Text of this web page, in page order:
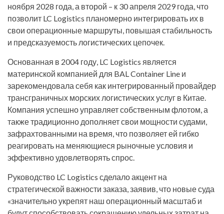
ноября 2028 года, а второй – к 30 апреля 2029 года, что
позволит LC Logistics планомерно интегрировать их в
свои операционные маршруты, повышая стабильность
и предсказуемость логистических цепочек.
Основанная в 2004 году, LC Logistics является
материнской компанией для BAL Container Line и
зарекомендовала себя как интегрированный провайдер
трансграничных морских логистических услуг в Китае.
Компания успешно управляет собственным флотом, а
также традиционно дополняет свои мощности судами,
зафрахтованными на время, что позволяет ей гибко
реагировать на меняющиеся рыночные условия и
эффективно удовлетворять спрос.
Руководство LC Logistics сделало акцент на
стратегической важности заказа, заявив, что новые суда
«значительно укрепят наш операционный масштаб и